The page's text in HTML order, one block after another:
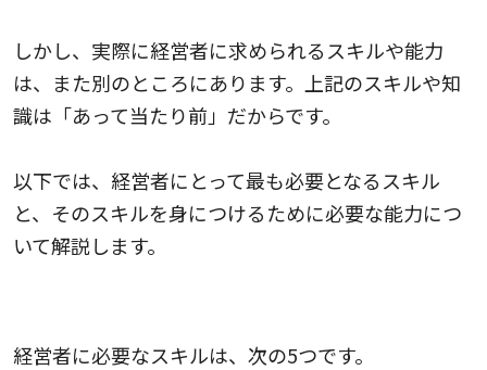
しかし、実際に経営者に求められるスキルや能力
は、また別のところにあります。上記のスキルや知
識は「あって当たり前」だからです。
以下では、経営者にとって最も必要となるスキル
と、そのスキルを身につけるために必要な能力につ
いて解説します。
経営者に必要なスキルは、次の5つです。